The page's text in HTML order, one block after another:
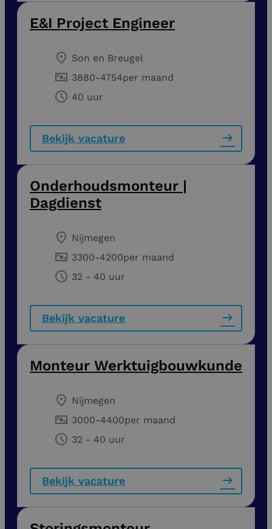
E&I Project Engineer
Son en Breugel
3880-4754per maand
40 uur
Bekijk vacature
Onderhoudsmonteur |
Dagdienst
Nijmegen
3300-4200per maand
32 - 40 uur
Bekijk vacature
Monteur Werktuigbouwkunde
Nijmegen
3000-4400per maand
32 - 40 uur
Bekijk vacature